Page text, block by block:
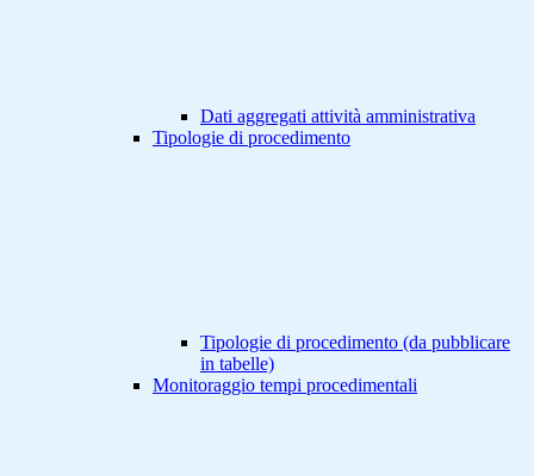
Dati aggregati attività amministrativa
Tipologie di procedimento
Tipologie di procedimento (da pubblicare
in tabelle)
Monitoraggio tempi procedimentali